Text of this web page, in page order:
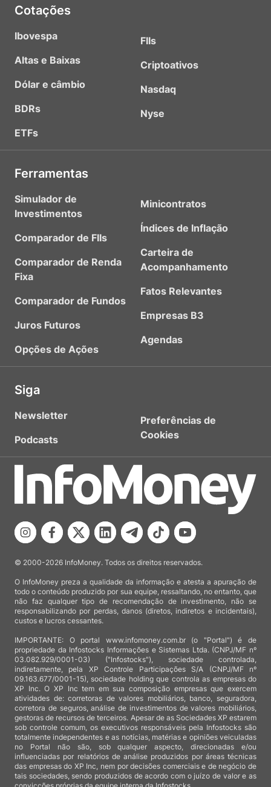
Cotações
Ibovespa
Altas e Baixas
Dólar e câmbio
BDRs
ETFs
FIIs
Criptoativos
Nasdaq
Nyse
Ferramentas
Simulador de
Investimentos
Comparador de FIIs
Comparador de Renda
Fixa
Comparador de Fundos
Juros Futuros
Opções de Ações
Minicontratos
Índices de Inflação
Carteira de
Acompanhamento
Fatos Relevantes
Empresas B3
Agendas
Siga
Newsletter
Podcasts
Preferências de
Cookies
© 2000-2026 InfoMoney. Todos os direitos reservados.
O InfoMoney preza a qualidade da informação e atesta a apuração de
todo o conteúdo produzido por sua equipe, ressaltando, no entanto, que
não faz qualquer tipo de recomendação de investimento, não se
responsabilizando por perdas, danos (diretos, indiretos e incidentais),
custos e lucros cessantes.
IMPORTANTE: O portal www.infomoney.com.br (o "Portal") é de
propriedade da Infostocks Informações e Sistemas Ltda. (CNPJ/MF nº
03.082.929/0001-03) ("Infostocks"), sociedade controlada,
indiretamente, pela XP Controle Participações S/A (CNPJ/MF nº
09.163.677/0001-15), sociedade holding que controla as empresas do
XP Inc. O XP Inc tem em sua composição empresas que exercem
atividades de: corretoras de valores mobiliários, banco, seguradora,
corretora de seguros, análise de investimentos de valores mobiliários,
gestoras de recursos de terceiros. Apesar de as Sociedades XP estarem
sob controle comum, os executivos responsáveis pela Infostocks são
totalmente independentes e as notícias, matérias e opiniões veiculadas
no Portal não são, sob qualquer aspecto, direcionadas e/ou
influenciadas por relatórios de análise produzidos por áreas técnicas
das empresas do XP Inc, nem por decisões comerciais e de negócio de
tais sociedades, sendo produzidos de acordo com o juízo de valor e as
convicções próprias da equipe interna da Infostocks.